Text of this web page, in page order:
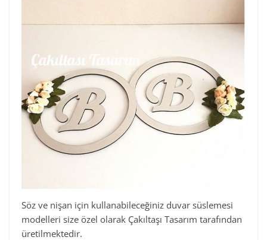
Söz ve nişan için kullanabileceğiniz duvar süslemesi
modelleri size özel olarak Çakıltaşı Tasarım tarafından
üretilmektedir.